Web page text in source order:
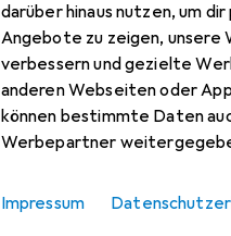
darüber hinaus nutzen, um
Angebote zu zeigen, unsere
verbessern und gezielte
anderen Webseiten oder
können bestimmte Daten
Werbepartner
Impressum